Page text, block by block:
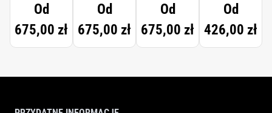
Od
675,00 zł
Od
675,00 zł
Od
675,00 zł
SUBLIME
Od
426,00 zł